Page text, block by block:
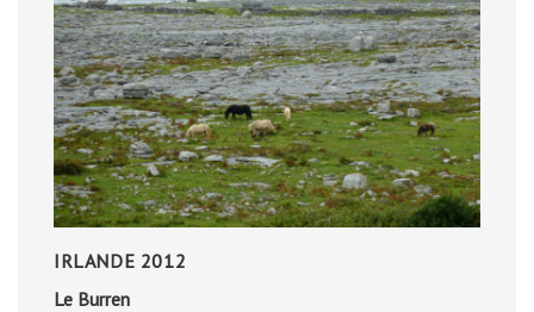
IRLANDE 2012
Le Burren